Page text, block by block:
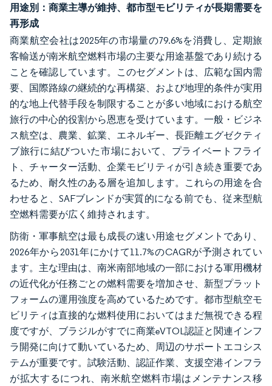
用途別：商業主導が維持、都市型モビリティが長期需要を
再形成
商業航空会社は2025年の市場量の79.6%を消費し、定期旅
客輸送が南米航空燃料市場の主要な用途基盤であり続ける
ことを確認しています。このセグメントは、広範な国内需
要、国際路線の継続的な再構築、および地理的条件が実用
的な地上代替手段を制限することが多い地域における航空
旅行の中心的役割から恩恵を受けています。一般・ビジネ
ス航空は、農業、鉱業、エネルギー、長距離エグゼクティ
ブ旅行に結びついた市場において、プライベートフライ
ト、チャーター活動、企業モビリティが引き続き重要であ
るため、耐久性のある層を追加します。これらの用途を合
わせると、SAFブレンドが実質的になる前でも、従来型航
空燃料需要が広く維持されます。
防衛・軍事航空は最も成長の速い用途セグメントであり、
2026年から2031年にかけて11.7%のCAGRが予測されてい
ます。主な理由は、南米南部地域の一部における軍用機材
の近代化が任務ごとの燃料需要を増加させ、新型プラット
フォームの運用強度を高めているためです。都市型航空モ
ビリティは直接的な燃料使用においてはまだ無視できる程
度ですが、ブラジルがすでに商業eVTOL認証と関連インフ
ラ開発に向けて動いているため、周辺のサポートエコシス
テムが重要です。試験活動、認証作業、支援空港インフラ
が拡大するにつれ、南米航空燃料市場はメンテナンス移